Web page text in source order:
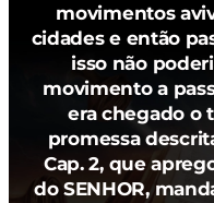
movimentos
cidades e então
isso não
movimento a
era chegado o
promessa
Cap. 2, que
do SENHOR,